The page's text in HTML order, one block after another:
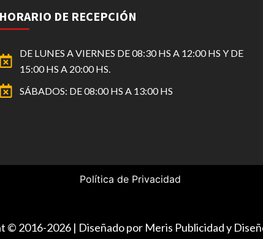
HORARIO DE RECEPCIÓN
DE LUNES A VIERNES DE 08:30 HS A 12:00 HS Y DE
15:00 HS A 20:00 HS.
SÁBADOS: DE 08:00 HS A 13:00 HS
Política de Privacidad
© 2016-2026 | Diseñado por Meris Publicidad y